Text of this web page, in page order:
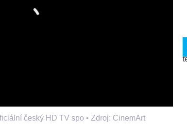
český HD TV spo • Zdroj: CinemArt